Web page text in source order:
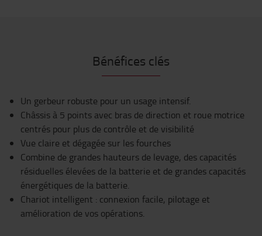
Bénéfices clés
Un gerbeur robuste pour un usage intensif.
Châssis à 5 points avec bras de direction et roue motrice
centrés pour plus de contrôle et de visibilité
Vue claire et dégagée sur les fourches
Combine de grandes hauteurs de levage, des capacités
résiduelles élevées de la batterie et de grandes capacités
énergétiques de la batterie.
Chariot intelligent : connexion facile, pilotage et
amélioration de vos opérations.